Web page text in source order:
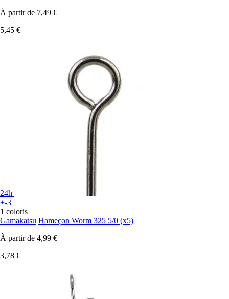
À partir de 7,49 €
5,45 €
24h
+-3
1 coloris
Gamakatsu Hameçon Worm 325 5/0 (x5)
À partir de 4,99 €
3,78 €